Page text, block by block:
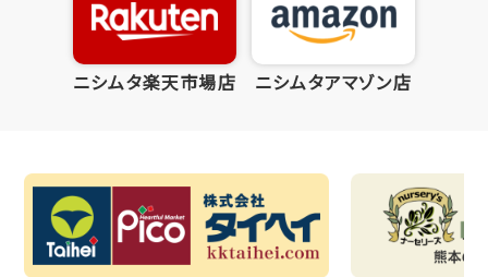
ニシムタ楽天市場店 ニシムタアマゾン店